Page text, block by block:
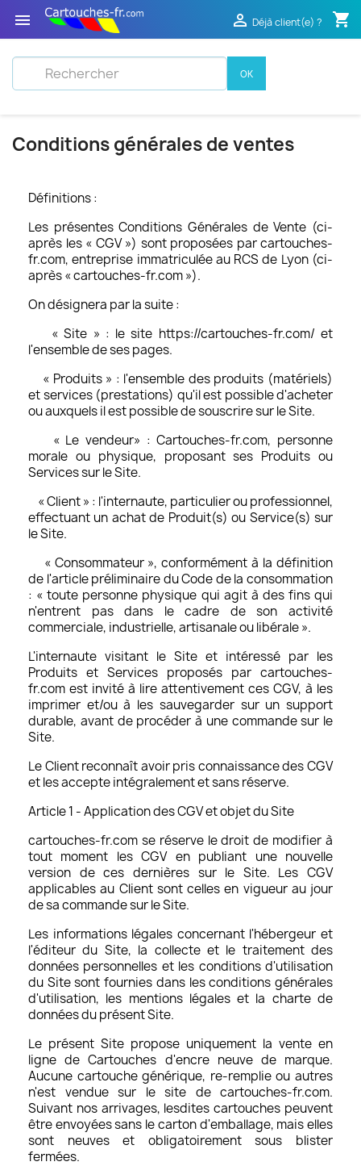
 shopping_cart
 Déjà client(e) ?
OK
Conditions générales de ventes
Définitions :
Les présentes Conditions Générales de Vente (ci-
après les « CGV ») sont proposées par cartouches-
fr.com, entreprise immatriculée au RCS de Lyon (ci-
après « cartouches-fr.com »).
On désignera par la suite :
« Site » : le site https://cartouches-fr.com/ et
l'ensemble de ses pages.
« Produits » : l'ensemble des produits (matériels)
et services (prestations) qu'il est possible d'acheter
ou auxquels il est possible de souscrire sur le Site.
« Le vendeur» : Cartouches-fr.com, personne
morale ou physique, proposant ses Produits ou
Services sur le Site.
« Client » : l'internaute, particulier ou professionnel,
effectuant un achat de Produit(s) ou Service(s) sur
le Site.
« Consommateur », conformément à la définition
de l'article préliminaire du Code de la consommation
: « toute personne physique qui agit à des fins qui
n'entrent pas dans le cadre de son activité
commerciale, industrielle, artisanale ou libérale ».
L'internaute visitant le Site et intéressé par les
Produits et Services proposés par cartouches-
fr.com est invité à lire attentivement ces CGV, à les
imprimer et/ou à les sauvegarder sur un support
durable, avant de procéder à une commande sur le
Site.
Le Client reconnaît avoir pris connaissance des CGV
et les accepte intégralement et sans réserve.
Article 1 - Application des CGV et objet du Site
cartouches-fr.com se réserve le droit de modifier à
tout moment les CGV en publiant une nouvelle
version de ces dernières sur le Site. Les CGV
applicables au Client sont celles en vigueur au jour
de sa commande sur le Site.
Les informations légales concernant l'hébergeur et
l'éditeur du Site, la collecte et le traitement des
données personnelles et les conditions d'utilisation
du Site sont fournies dans les conditions générales
d'utilisation, les mentions légales et la charte de
données du présent Site.
Le présent Site propose uniquement la vente en
ligne de Cartouches d'encre neuve de marque.
Aucune cartouche générique, re-remplie ou autres
n'est vendue sur le site de cartouches-fr.com.
Suivant nos arrivages, lesdites cartouches peuvent
être envoyées sans le carton d'emballage, mais elles
sont neuves et obligatoirement sous blister
fermées.